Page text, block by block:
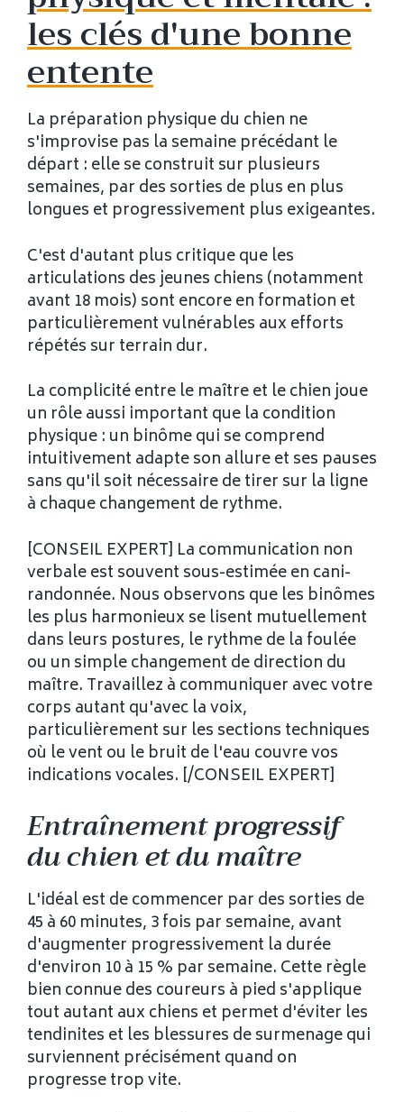
les clés d'une bonne
entente
La préparation physique du chien ne
s'improvise pas la semaine précédant le
départ : elle se construit sur plusieurs
semaines, par des sorties de plus en plus
longues et progressivement plus exigeantes.
C'est d'autant plus critique que les
articulations des jeunes chiens (notamment
avant 18 mois) sont encore en formation et
particulièrement vulnérables aux efforts
répétés sur terrain dur.
La complicité entre le maître et le chien joue
un rôle aussi important que la condition
physique : un binôme qui se comprend
intuitivement adapte son allure et ses pauses
sans qu'il soit nécessaire de tirer sur la ligne
à chaque changement de rythme.
[CONSEIL EXPERT] La communication non
verbale est souvent sous-estimée en cani-
randonnée. Nous observons que les binômes
les plus harmonieux se lisent mutuellement
dans leurs postures, le rythme de la foulée
ou un simple changement de direction du
maître. Travaillez à communiquer avec votre
corps autant qu'avec la voix,
particulièrement sur les sections techniques
où le vent ou le bruit de l'eau couvre vos
indications vocales. [/CONSEIL EXPERT]
Entraînement progressif
du chien et du maître
L'idéal est de commencer par des sorties de
45 à 60 minutes, 3 fois par semaine, avant
d'augmenter progressivement la durée
d'environ 10 à 15 % par semaine. Cette règle
bien connue des coureurs à pied s'applique
tout autant aux chiens et permet d'éviter les
tendinites et les blessures de surmenage qui
surviennent précisément quand on
progresse trop vite.